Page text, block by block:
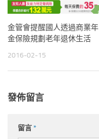
金管會提醒國人透過商業年
金保險規劃老年退休生活
2016-02-15
發佈留言
留言*